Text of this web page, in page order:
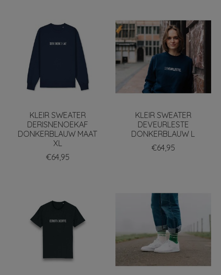
KLEIR SWEATER
DERISNENOEKAF
DONKERBLAUW MAAT
XL
€64,95
KLEIR SWEATER
DEVEURLESTE
DONKERBLAUW L
€64,95